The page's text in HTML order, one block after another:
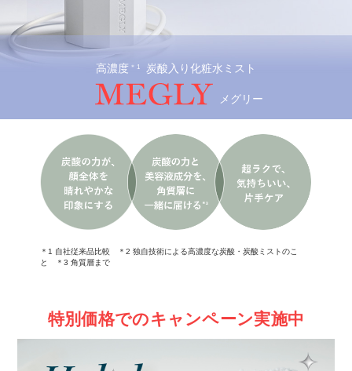
高濃度 ＊1 炭酸入り化粧水ミスト
メグリー
＊1 自社従来品比較 ＊2 独自技術による高濃度な炭酸・炭酸ミストのこ
と ＊3 角質層まで
特別価格でのキャンペーン実施中